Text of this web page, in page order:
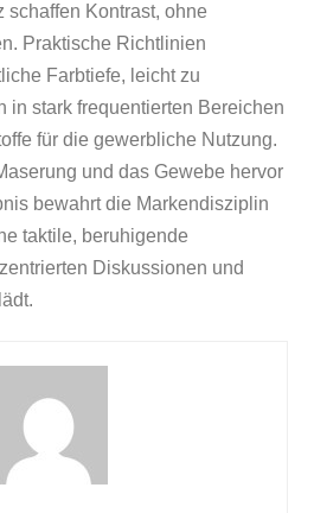
schaffen Kontrast, ohne
Praktische Richtlinien
Farbtiefe, leicht zu
in stark frequentierten Bereichen
für die gewerbliche Nutzung.
und das Gewebe hervor
bewahrt die Markendisziplin
taktile, beruhigende
Diskussionen und